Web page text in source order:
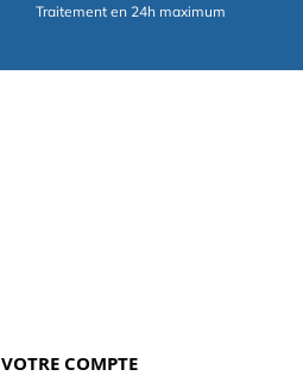
Traitement en 24h maximum
VOTRE COMPTE